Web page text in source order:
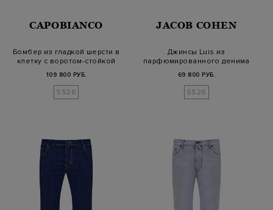
CAPOBIANCO
Бомбер из гладкой шерсти в
клетку с воротом-стойкой
109 800 РУБ.
SS26
JACOB COHEN
Джинсы Luis из
парфюмированного денима
69 800 РУБ.
SS26